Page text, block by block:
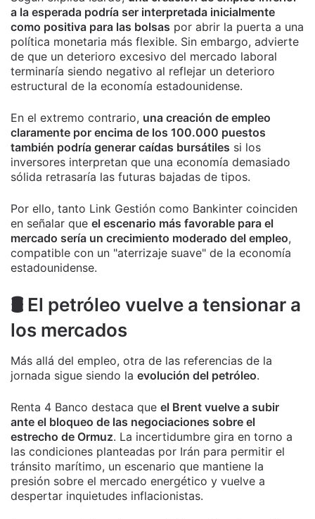
a la esperada podría ser interpretada inicialmente
como positiva para las bolsas por abrir la puerta a una
política monetaria más flexible. Sin embargo, advierte
de que un deterioro excesivo del mercado laboral
terminaría siendo negativo al reflejar un deterioro
estructural de la economía estadounidense.
En el extremo contrario, una creación de empleo
claramente por encima de los 100.000 puestos
también podría generar caídas bursátiles si los
inversores interpretan que una economía demasiado
sólida retrasaría las futuras bajadas de tipos.
Por ello, tanto Link Gestión como Bankinter coinciden
en señalar que el escenario más favorable para el
mercado sería un crecimiento moderado del empleo,
compatible con un "aterrizaje suave" de la economía
estadounidense.
🛢️ El petróleo vuelve a tensionar a
los mercados
Más allá del empleo, otra de las referencias de la
jornada sigue siendo la evolución del petróleo.
Renta 4 Banco destaca que el Brent vuelve a subir
ante el bloqueo de las negociaciones sobre el
estrecho de Ormuz. La incertidumbre gira en torno a
las condiciones planteadas por Irán para permitir el
tránsito marítimo, un escenario que mantiene la
presión sobre el mercado energético y vuelve a
despertar inquietudes inflacionistas.